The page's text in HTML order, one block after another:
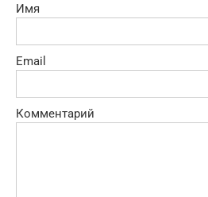
Имя
Email
Комментарий